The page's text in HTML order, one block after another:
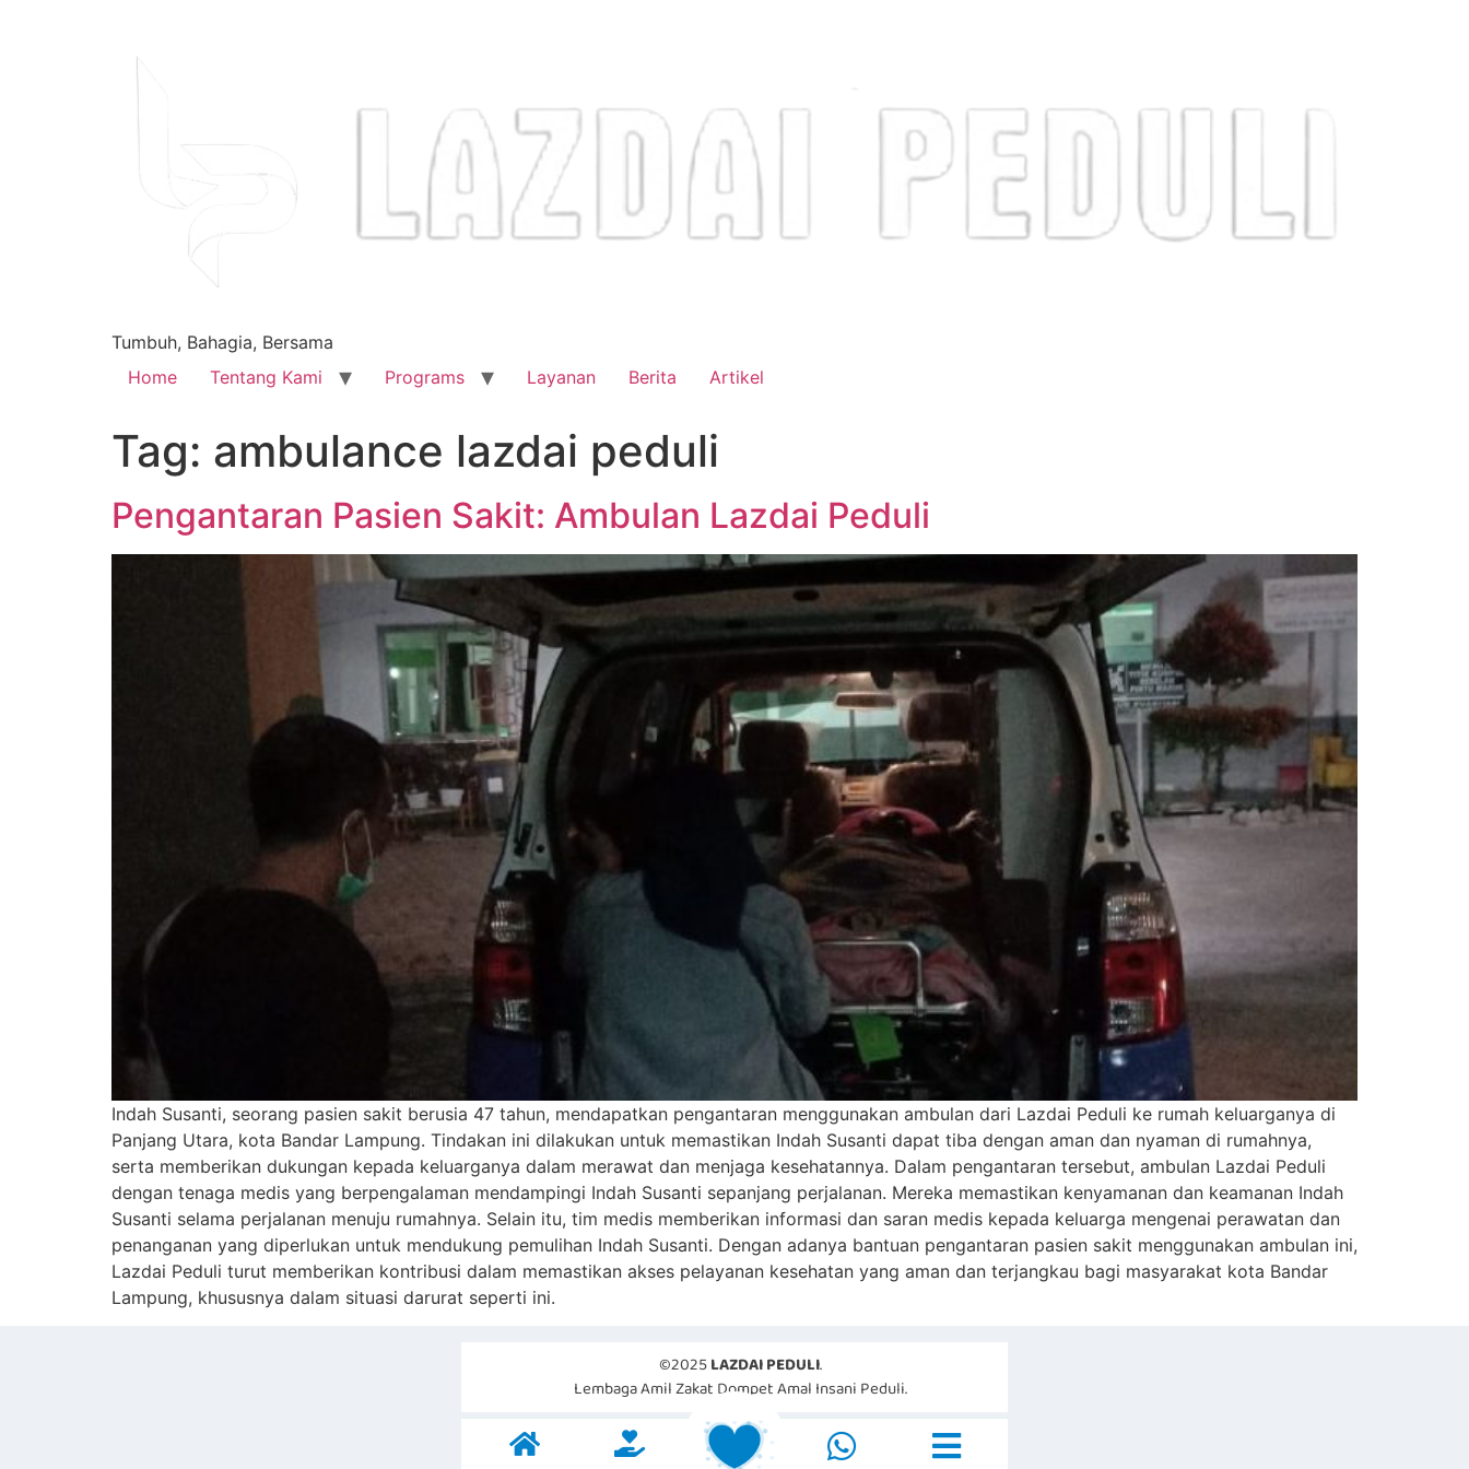
Tumbuh, Bahagia, Bersama
Home
Tentang Kami Programs Layanan Berita Artikel
Tag: ambulance lazdai peduli
Pengantaran Pasien Sakit: Ambulan Lazdai Peduli
Indah Susanti, seorang pasien sakit berusia 47 tahun, mendapatkan pengantaran menggunakan ambulan dari Lazdai Peduli ke rumah keluarganya di
Panjang Utara, kota Bandar Lampung. Tindakan ini dilakukan untuk memastikan Indah Susanti dapat tiba dengan aman dan nyaman di rumahnya,
serta memberikan dukungan kepada keluarganya dalam merawat dan menjaga kesehatannya. Dalam pengantaran tersebut, ambulan Lazdai Peduli
dengan tenaga medis yang berpengalaman mendampingi Indah Susanti sepanjang perjalanan. Mereka memastikan kenyamanan dan keamanan Indah
Susanti selama perjalanan menuju rumahnya. Selain itu, tim medis memberikan informasi dan saran medis kepada keluarga mengenai perawatan dan
penanganan yang diperlukan untuk mendukung pemulihan Indah Susanti. Dengan adanya bantuan pengantaran pasien sakit menggunakan ambulan ini,
Lazdai Peduli turut memberikan kontribusi dalam memastikan akses pelayanan kesehatan yang aman dan terjangkau bagi masyarakat kota Bandar
Lampung, khususnya dalam situasi darurat seperti ini.
©2025LAZDAI PEDULI.
Lembaga Amil Zakat Dompet Amal Insani Peduli.